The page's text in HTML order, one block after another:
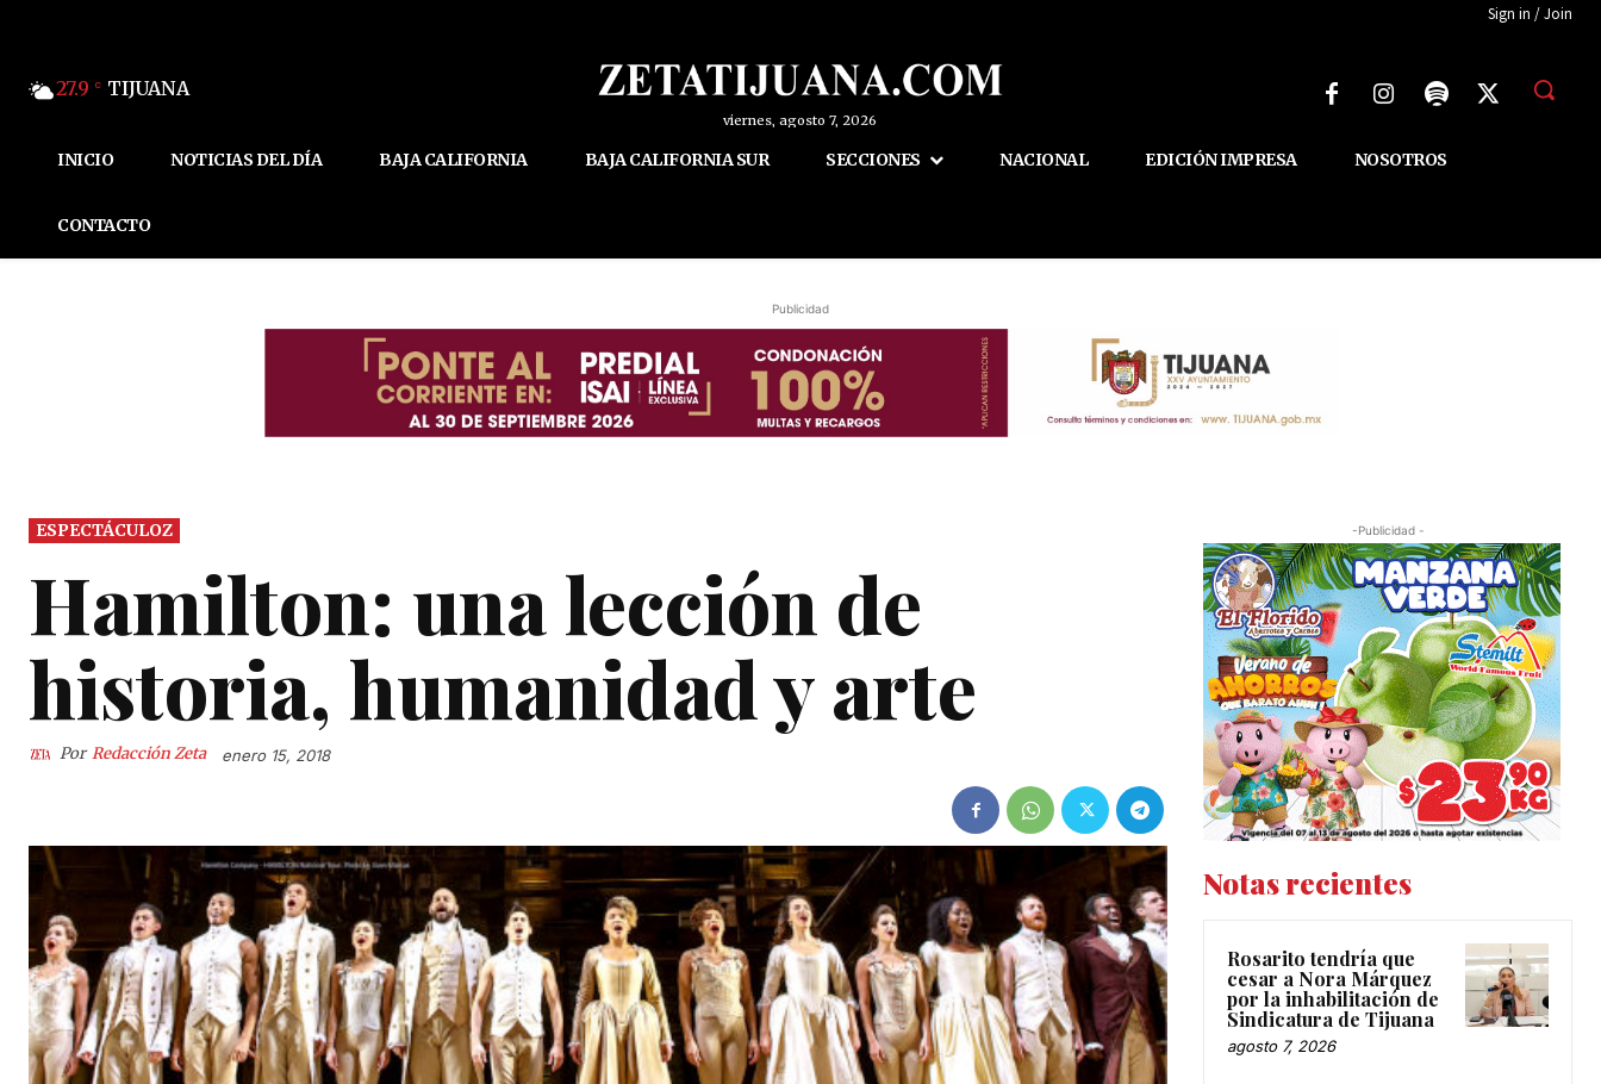
Sign in / Join
27.9 C TIJUANA
viernes, agosto 7, 2026
INICIO NOTICIAS DEL DÍA BAJA CALIFORNIA BAJA CALIFORNIA SUR SECCIONES NACIONAL EDICIÓN IMPRESA NOSOTROS
CONTACTO
Publicidad
ESPECTÁCULOZ
Hamilton: una lección de
historia, humanidad y arte
Por Redacción Zeta enero 15, 2018
-Publicidad -
Notas recientes
Rosarito tendría que
cesar a Nora Márquez
por la inhabilitación de
Sindicatura de Tijuana
agosto 7, 2026